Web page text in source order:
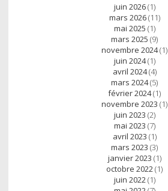
juin 2026(1)
mars 2026(11)
mai 2025 (1)
mars 2025 (9)
novembre 2024(1)
juin 2024(1)
avril 2024(4)
mars 2024(5)
février 2024(1)
novembre 2023 (1)
juin 2023 (2)
mai 2023 (7)
avril 2023 (1)
mars 2023 (3)
janvier 2023 (1)
octobre 2022(1)
juin 2022(1)